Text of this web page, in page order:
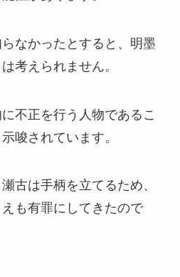
なかったとすると、明墨
考えられません。
不正を行う人物であるこ
唆されています。
古は手柄を立てるため、
も有罪にしてきたので